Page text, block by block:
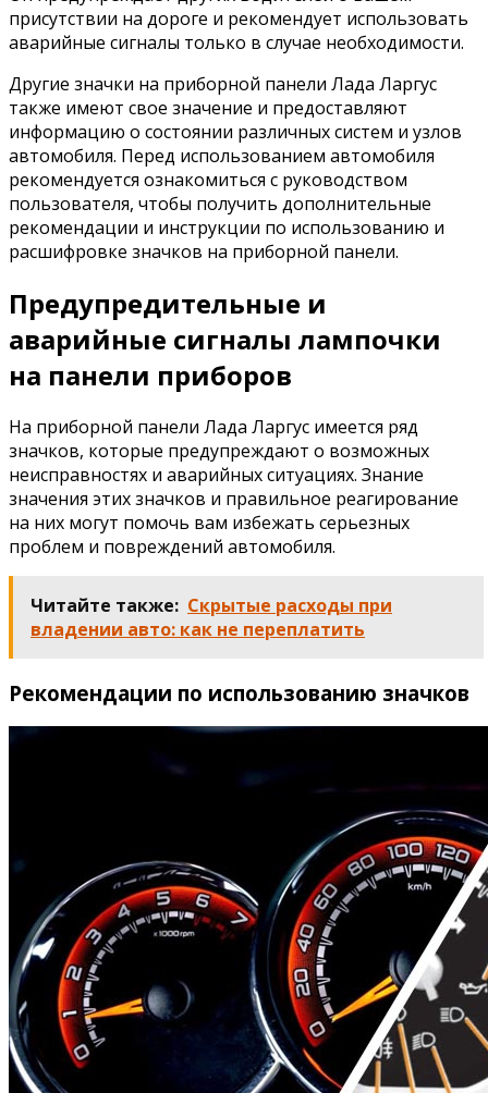
присутствии на дороге и рекомендует использовать
аварийные сигналы только в случае необходимости.
Другие значки на приборной панели Лада Ларгус
также имеют свое значение и предоставляют
информацию о состоянии различных систем и узлов
автомобиля. Перед использованием автомобиля
рекомендуется ознакомиться с руководством
пользователя, чтобы получить дополнительные
рекомендации и инструкции по использованию и
расшифровке значков на приборной панели.
Предупредительные и
аварийные сигналы лампочки
на панели приборов
На приборной панели Лада Ларгус имеется ряд
значков, которые предупреждают о возможных
неисправностях и аварийных ситуациях. Знание
значения этих значков и правильное реагирование
на них могут помочь вам избежать серьезных
проблем и повреждений автомобиля.
Читайте также: Скрытые расходы при
владении авто: как не переплатить
Рекомендации по использованию значков